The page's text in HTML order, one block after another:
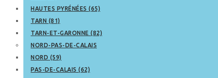
HAUTES PYRÉNÉES (65)
TARN (81)
TARN-ET-GARONNE (82)
NORD-PAS-DE-CALAIS
NORD (59)
PAS-DE-CALAIS (62)